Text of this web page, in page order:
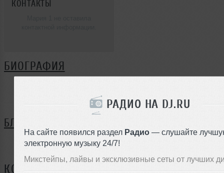
РАДИО НА DJ.RU
На сайте появился раздел Радио — слушайте
электронную музыку 24/7!
Микстейпы, лайвы и эксклюзивные сеты от лучших
КОНТАКТЫ
БИОГРАФИЯ
БЛОГ
Нет записей в блоге
КОММЕНТАРИИ